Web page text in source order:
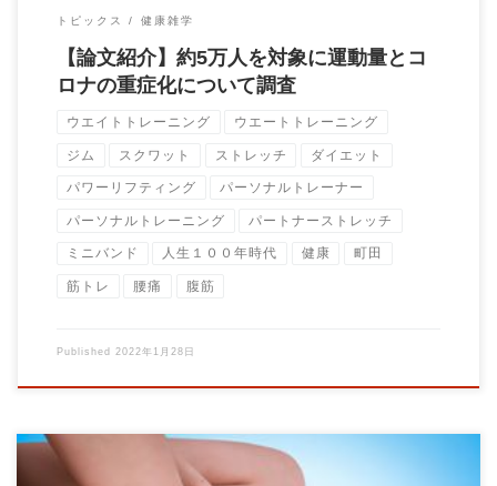
トピックス 健康雑学
【論文紹介】約5万人を対象に運動量とコ
ロナの重症化について調査
ウエイトトレーニング ウエートトレーニング
ジム スクワット ストレッチ ダイエット
パワーリフティング パーソナルトレーナー
パーソナルトレーニング パートナーストレッチ
ミニバンド 人生１００年時代 健康 町田
筋トレ 腰痛 腹筋
Published 2022年1月28日